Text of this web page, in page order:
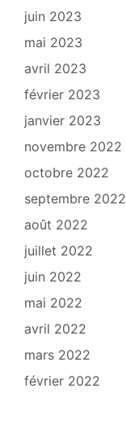
juin 2023
mai 2023
avril 2023
février 2023
janvier 2023
novembre 2022
octobre 2022
septembre 2022
août 2022
juillet 2022
juin 2022
mai 2022
avril 2022
mars 2022
février 2022